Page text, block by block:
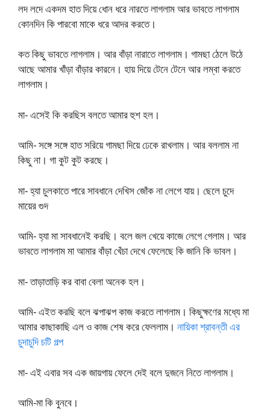
লদ লদে একদম হাত দিয়ে ধোন ধরে নারতে লাগলাম আর ভাবতে লাগলাম
কোনদিন কি পারবো মাকে ধরে আদর করতে।
কত কিছু ভাবতে লাগলাম। আর বাঁড়া নারাতে লাগলাম। গামছা ঠেলে উঠে
আছে আমার খাঁড়া বাঁড়ার কারনে। হায় দিয়ে টেনে টেনে আর লম্বা করতে
লাগলাম।
মা- এসেই কি করছিস বলতে আমার হুশ হল।
আমি- সঙ্গে সঙ্গে হাত সরিয়ে গামছা দিয়ে ঢেকে রাখলাম। আর বললাম না
কিছু না। গা কুট কুট করছে।
মা- হ্যা চুলকাতে পারে সাবধানে দেখিস জোঁক না লেগে যায়। ছেলে চুদে
মায়ের গুদ
আমি- হ্যা মা সাবধানেই করছি। বলে জল খেয়ে কাজে লেগে গেলাম। আর
ভাবতে লাগলাম মা আমার বাঁড়া খেঁচা দেখে ফেলেছে কি জানি কি ভাবল।
মা- তাড়াতাড়ি কর বাবা বেলা অনেক হল।
আমি- এইত করছি বলে ঝপাঝপ কাজ করতে লাগলাম। কিছুক্ষণের মধ্যে মা
আমার কাছাকাছি এল ও কাজ শেষ করে ফেললাম। নায়িকা শ্রাবন্তী এর
চুদাচুদি চটি গল্প
মা- এই এবার সব এক জায়গায় ফেলে দেই বলে দুজনে নিতে লাগলাম।
আমি-মা কি বুনবে।